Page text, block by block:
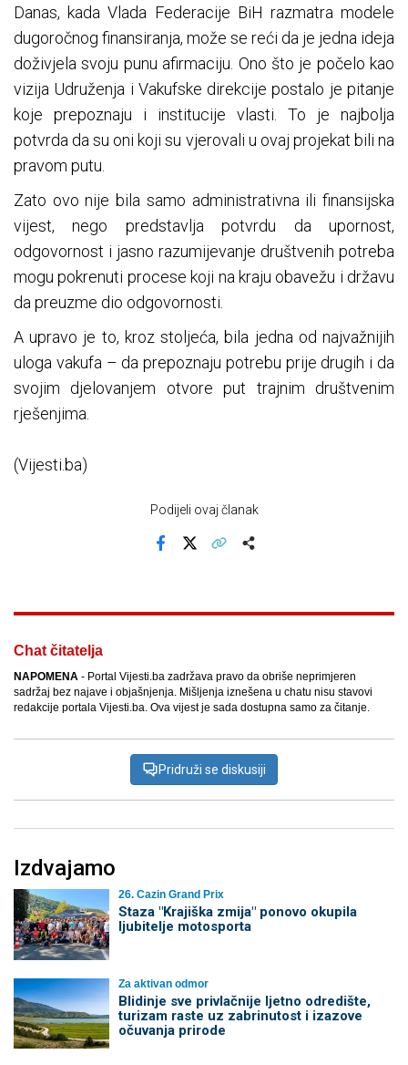
Danas, kada Vlada Federacije BiH razmatra modele
dugoročnog finansiranja, može se reći da je jedna ideja
doživjela svoju punu afirmaciju. Ono što je počelo kao
vizija Udruženja i Vakufske direkcije postalo je pitanje
koje prepoznaju i institucije vlasti. To je najbolja
potvrda da su oni koji su vjerovali u ovaj projekat bili na
pravom putu.
Zato ovo nije bila samo administrativna ili finansijska
vijest, nego predstavlja potvrdu da upornost,
odgovornost i jasno razumijevanje društvenih potreba
mogu pokrenuti procese koji na kraju obavežu i državu
da preuzme dio odgovornosti.
A upravo je to, kroz stoljeća, bila jedna od najvažnijih
uloga vakufa – da prepoznaju potrebu prije drugih i da
svojim djelovanjem otvore put trajnim društvenim
rješenjima.
(Vijesti.ba)
Podijeli ovaj članak
Chat čitatelja
NAPOMENA - Portal Vijesti.ba zadržava pravo da obriše neprimjeren
sadržaj bez najave i objašnjenja. Mišljenja iznešena u chatu nisu stavovi
redakcije portala Vijesti.ba. Ova vijest je sada dostupna samo za čitanje.
Pridruži se diskusiji
Izdvajamo
26. Cazin Grand Prix
Staza "Krajiška zmija" ponovo okupila
ljubitelje motosporta
Za aktivan odmor
Blidinje sve privlačnije ljetno odredište,
turizam raste uz zabrinutost i izazove
očuvanja prirode